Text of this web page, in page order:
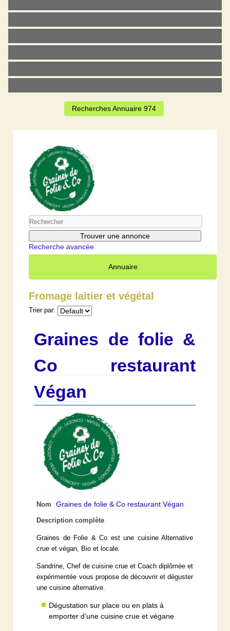
Recherches Annuaire 974
Recherche avancée
Annuaire
Fromage laitier et végétal
Trier par:
Graines de folie &
Co restaurant
Végan
Nom Graines de folie & Co restaurant Végan
Description complète
Graines de Folie & Co est une cuisine Alternative
crue et végan, Bio et locale.
Sandrine, Chef de cuisine crue et Coach diplômée et
expérimentée vous propose de découvrir et déguster
une cuisine alternative.
Dégustation sur place ou en plats à
emporter d’une cuisine crue et végane